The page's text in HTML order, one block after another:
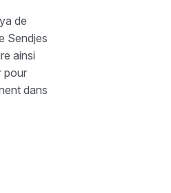
de
Sendjes
ainsi
pour
dans